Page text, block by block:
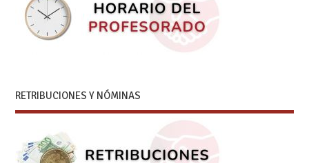
RETRIBUCIONES Y NÓMINAS